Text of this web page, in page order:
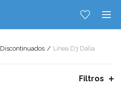
Discontinuados Línea D3 Dalia
Filtros